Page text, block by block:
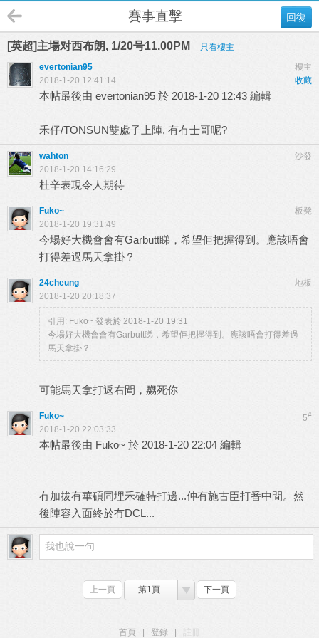
回復
賽事直擊
[英超]主場对西布朗, 1/20号11.00PM
只看樓主
樓主
evertonian95
收藏
2018-1-20 12:41:14
本帖最後由 evertonian95 於 2018-1-20 12:43 編輯
禾仔/TONSUN雙處子上陣, 有冇士哥呢?
沙發
wahton
2018-1-20 14:16:29
杜辛表現令人期待
板凳
Fuko~
2018-1-20 19:31:49
今場好大機會會有Garbutt睇，希望佢把握得到。應該唔會
打得差過馬天拿掛？
地板
24cheung
2018-1-20 20:18:37
引用: Fuko~ 發表於 2018-1-20 19:31
今場好大機會會有Garbutt睇，希望佢把握得到。應該唔會打得差過
馬天拿掛？
可能馬天拿打返右閘，嬲死你
5#
Fuko~
2018-1-20 22:03:33
本帖最後由 Fuko~ 於 2018-1-20 22:04 編輯
冇加拔有華碩同埋禾確特打邊...仲有施古臣打番中間。然
後陣容入面終於冇DCL...
上一頁 第1頁 下一頁
首頁 登錄